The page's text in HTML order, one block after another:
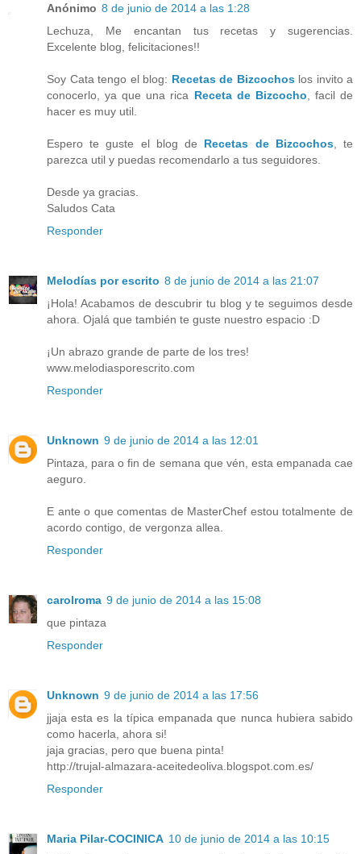
Anónimo 8 de junio de 2014 a las 1:28
Lechuza, Me encantan tus recetas y sugerencias.
Excelente blog, felicitaciones!!
Soy Cata tengo el blog: Recetas de Bizcochoslos invito a
conocerlo, ya que una rica Receta de Bizcocho, facil de
hacer es muy util.
Espero te guste el blog de Recetas de Bizcochos, te
parezca util y puedas recomendarlo a tus seguidores.
Desde ya gracias.
Saludos Cata
Responder
Melodías por escrito 8 de junio de 2014 a las 21:07
¡Hola! Acabamos de descubrir tu blog y te seguimos desde
ahora. Ojalá que también te guste nuestro espacio :D
¡Un abrazo grande de parte de los tres!
www.melodiasporescrito.com
Responder
Unknown 9 de junio de 2014 a las 12:01
Pintaza, para o fin de semana que vén, esta empanada cae
aeguro.
E ante o que comentas de MasterChef estou totalmente de
acordo contigo, de vergonza allea.
Responder
carolroma 9 de junio de 2014 a las 15:08
que pintaza
Responder
Unknown 9 de junio de 2014 a las 17:56
jjaja esta es la típica empanada que nunca hubiera sabido
como hacerla, ahora si!
jaja gracias, pero que buena pinta!
http://trujal-almazara-aceitedeoliva.blogspot.com.es/
Responder
Maria Pilar-COCINICA 10 de junio de 2014 a las 10:15